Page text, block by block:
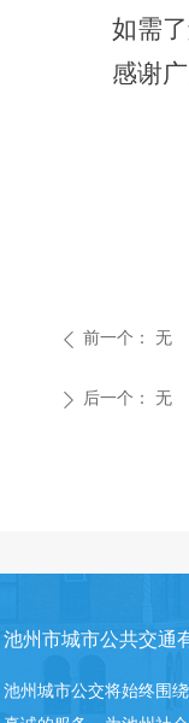
如需
感谢
ꄴ 前一个： 无
ꄲ 后一个： 无
池州市城市公共交通
池州城市公交将始终围